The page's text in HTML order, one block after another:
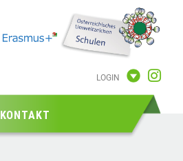
LOGIN
KONTAKT